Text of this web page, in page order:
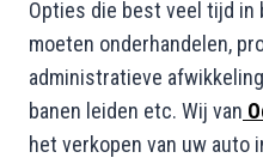
Opties die best veel tijd in
moeten onderhandelen,
administratieve
banen leiden etc. Wij van
het verkopen van uw auto